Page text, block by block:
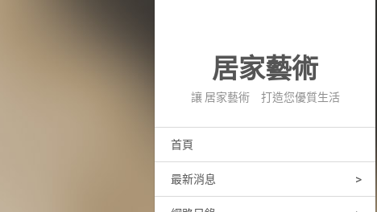
居家藝術
讓 居家藝術 打造您優質生活
首頁
最新消息